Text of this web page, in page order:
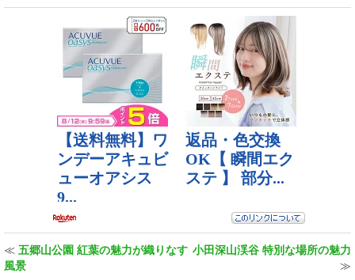
≪ 五郷山公園 紅葉の魅力が織りなす
風景
小田深山渓谷 特別な場所の魅力
≫